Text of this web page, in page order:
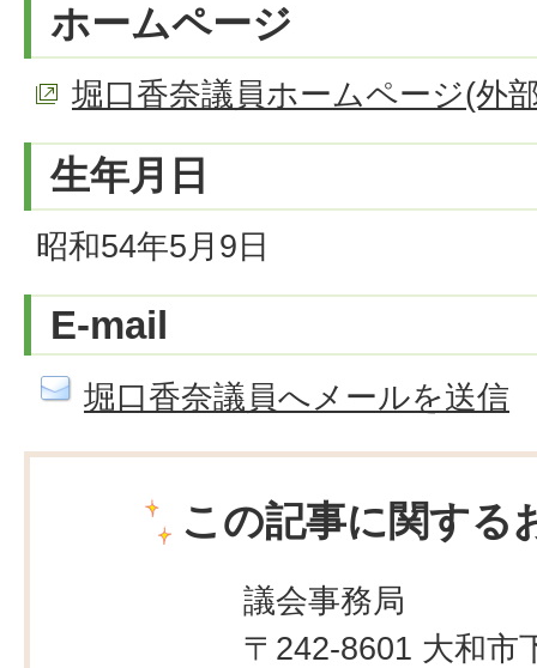
ホームページ
堀口香奈議員ホームページ(外
生年月日
昭和54年5月9日
E-mail
堀口香奈議員へメールを送信
この記事に関する
議会事務局
〒242-8601 大和市